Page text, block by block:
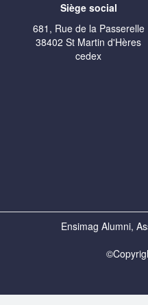
Siège social
681, Rue de la Passerelle
38402 St Martin d'Hères
cedex
Ensimag Alumni,